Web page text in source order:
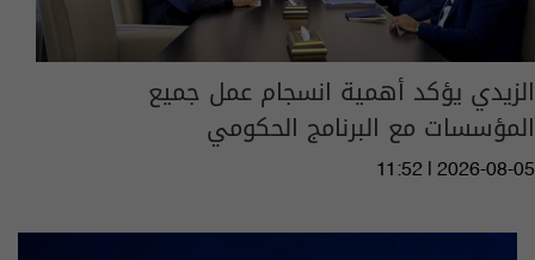
الزيدي يؤكد أهمية انسجام عمل جميع
المؤسسات مع البرنامج الحكومي
11:52 | 2026-08-05